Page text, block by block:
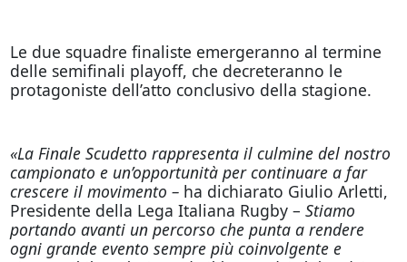
Le due squadre finaliste emergeranno al termine
delle semifinali playoff, che decreteranno le
protagoniste dell’atto conclusivo della stagione.
«La Finale Scudetto rappresenta il culmine del nostro
campionato e un’opportunità per continuare a far
crescere il movimento – ha dichiarato Giulio Arletti,
Presidente della Lega Italiana Rugby – Stiamo
portando avanti un percorso che punta a rendere
ogni grande evento sempre più coinvolgente e